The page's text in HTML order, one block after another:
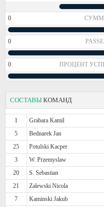
0
0
0 ПРОЦЕНТ
СОСТАВЫ КОМАНД
1 Grabara Kamil
5
Bednarek Jan
25
Potulski Kacper
3
W. Przemyslaw
20
S. Sebastian
21
Zalewski Nicola
7
Kaminski Jakub